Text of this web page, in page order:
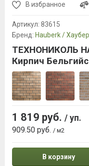
В избранное
Артикул: 83615
Бренд: Hauberk /
ТЕХНОНИКОЛЬ
Кирпич
1 819 руб. / уп.
909.50 руб. / м2
В корзину